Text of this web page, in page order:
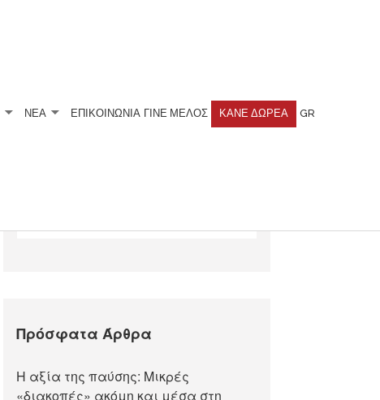
ΝΕΑ ΕΠΙΚΟΙΝΩΝΙΑ ΓΊΝΕ ΜΈΛΟΣ ΚΆΝΕ ΔΩΡΕΆ GR
Πρόσφατα Άρθρα
Η αξία της παύσης: Μικρές
«διακοπές» ακόμη και μέσα στη